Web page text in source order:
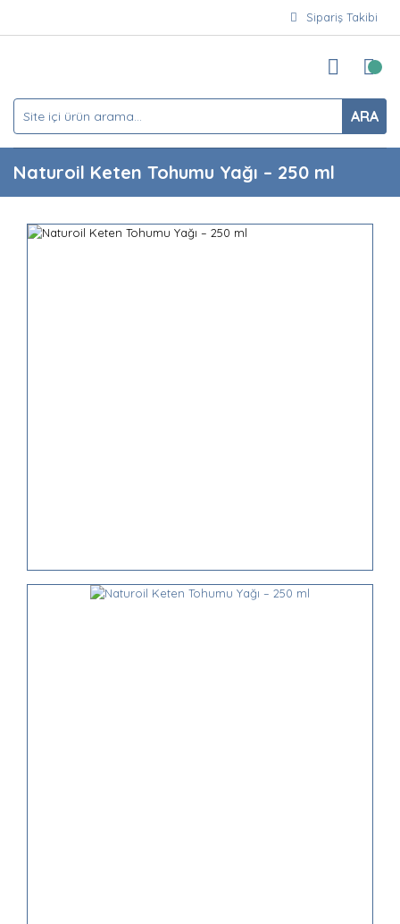
Sipariş Takibi
ARA
Naturoil Keten Tohumu Yağı – 250 ml